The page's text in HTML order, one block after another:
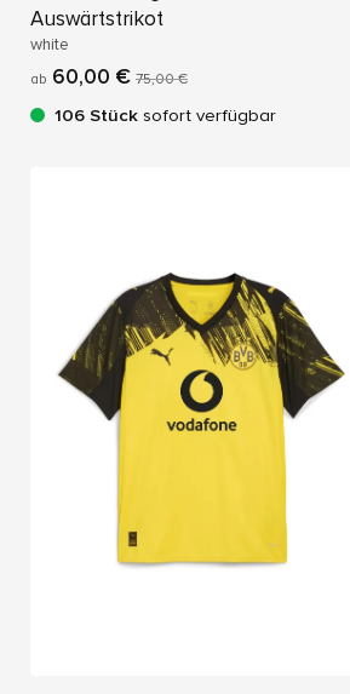
Auswärtstrikot
white
ab 60,00 € 75,00 €
106 Stück sofort verfügbar